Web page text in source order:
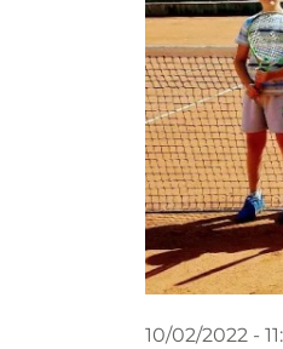
10/02/2022 -